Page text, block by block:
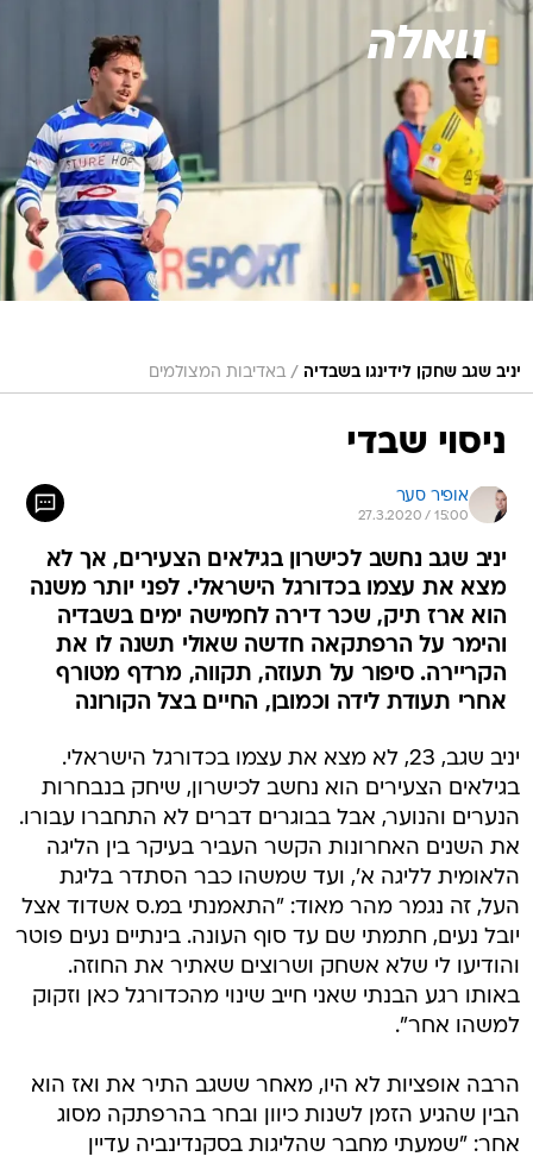
יניב שגב שחקן לידינגו בשבדיה / באדיבות המצולמים
ניסוי שבדי
אופיר סער
27.3.2020 / 15:00
יניב שגב נחשב לכישרון בגילאים הצעירים, אך לא
מצא את עצמו בכדורגל הישראלי. לפני יותר משנה
הוא ארז תיק, שכר דירה לחמישה ימים בשבדיה
והימר על הרפתקאה חדשה שאולי תשנה לו את
הקריירה. סיפור על תעוזה, תקווה, מרדף מטורף
אחרי תעודת לידה וכמובן, החיים בצל הקורונה
יניב שגב, 23, לא מצא את עצמו בכדורגל הישראלי.
בגילאים הצעירים הוא נחשב לכישרון, שיחק בנבחרות
הנערים והנוער, אבל בבוגרים דברים לא התחברו עבורו.
את השנים האחרונות הקשר העביר בעיקר בין הליגה
הלאומית לליגה א', ועד שמשהו כבר הסתדר בליגת
העל, זה נגמר מהר מאוד: "התאמנתי במ.ס אשדוד אצל
יובל נעים, חתמתי שם עד סוף העונה. בינתיים נעים פוטר
והודיעו לי שלא אשחק ושרוצים שאתיר את החוזה.
באותו רגע הבנתי שאני חייב שינוי מהכדורגל כאן וזקוק
למשהו אחר".
הרבה אופציות לא היו, מאחר ששגב התיר את ואז הוא
הבין שהגיע הזמן לשנות כיוון ובחר בהרפתקה מסוג
אחר: "שמעתי מחבר שהליגות בסקנדינביה עדיין